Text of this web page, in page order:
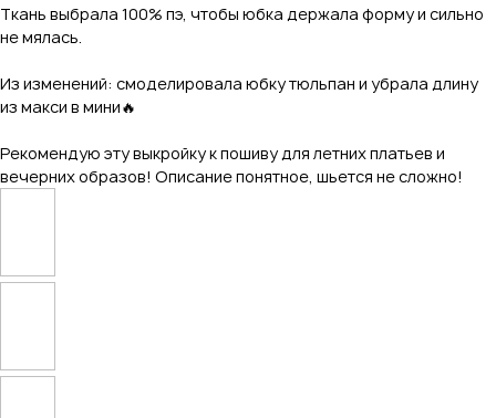
Ткань выбрала 100% пэ, чтобы юбка держала форму и сильно
не мялась.
Из изменений: смоделировала юбку тюльпан и убрала длину
из макси в мини🔥
Рекомендую эту выкройку к пошиву для летних платьев и
вечерних образов! Описание понятное, шьется не сложно!